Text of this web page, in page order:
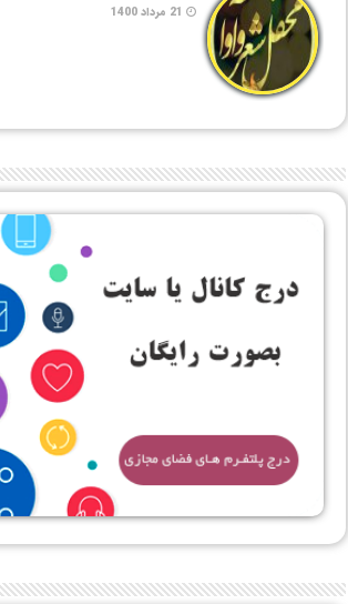
21 مرداد 1400